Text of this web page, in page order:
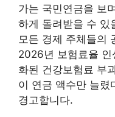
가는 국민연금을 보
하게 돌려받을 수 있
모든 경제 주체들의
2026년 보험료율
화된 건강보험료 부
이 연금 액수만 늘렸
경고합니다.